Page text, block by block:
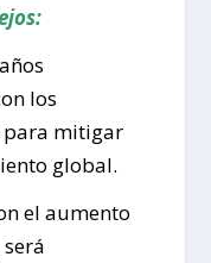
los
para mitigar
global.
el aumento